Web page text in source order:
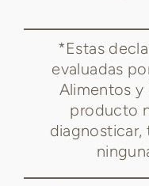
*Estas
evaluadas
Alimentos y
producto
diagnosticar,